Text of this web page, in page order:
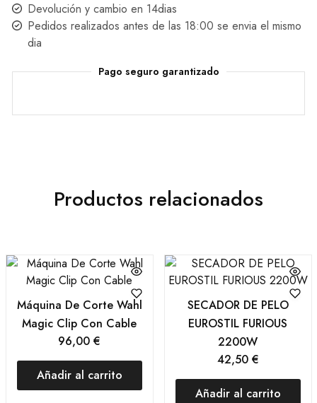
Devolución y cambio en 14dias
Pedidos realizados antes de las 18:00 se envia el mismo
dia
Pago seguro garantizado
Productos relacionados
Máquina De Corte Wahl
Magic Clip Con Cable
96,00 €
Añadir al carrito
SECADOR DE PELO
EUROSTIL FURIOUS
2200W
42,50 €
Añadir al carrito